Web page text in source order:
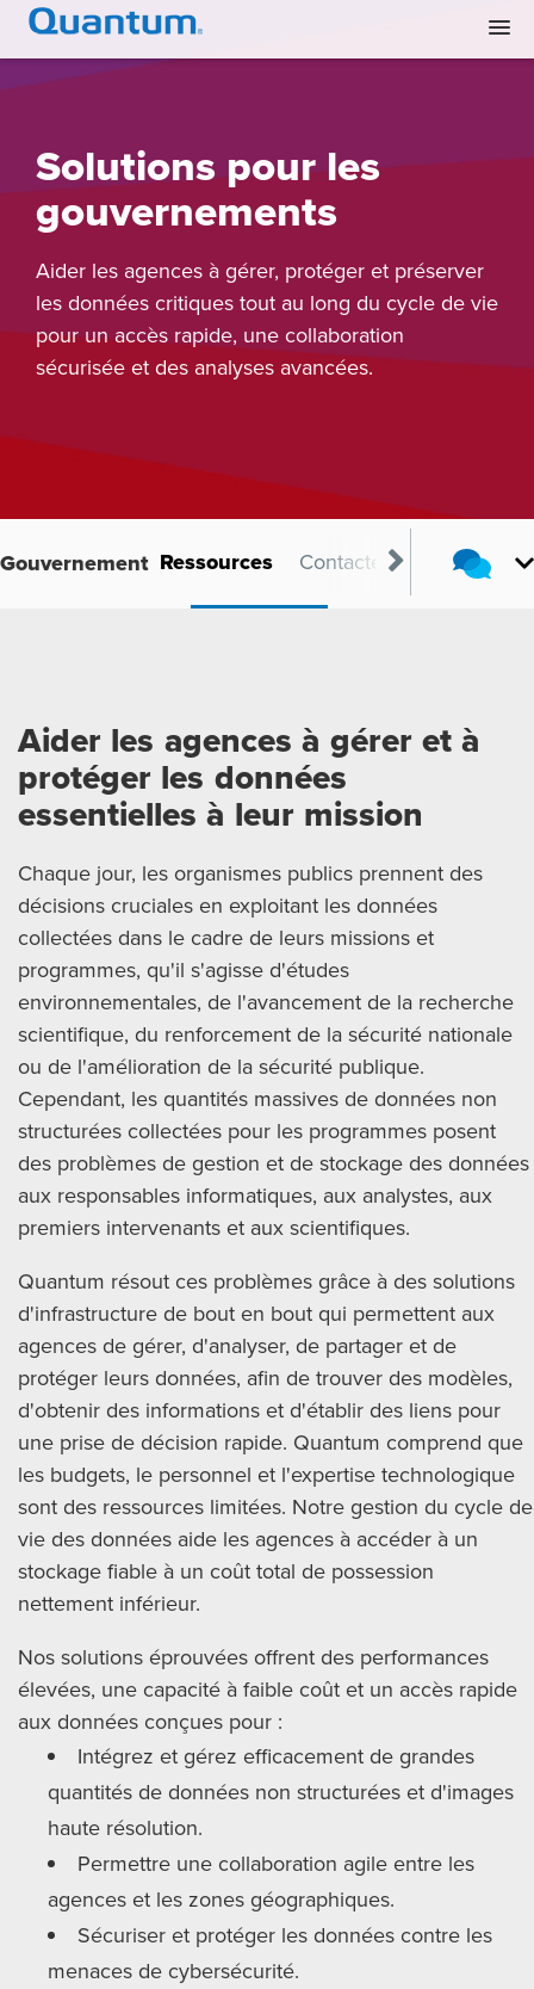
Solutions pour les
gouvernements
Aider les agences à gérer, protéger et préserver
les données critiques tout au long du cycle de vie
pour un accès rapide, une collaboration
sécurisée et des analyses avancées.
Gouvernement
dutilisation Ressources Contactez
Aider les agences à gérer et à
protéger les données
essentielles à leur mission
Chaque jour, les organismes publics prennent des
décisions cruciales en exploitant les données
collectées dans le cadre de leurs missions et
programmes, qu'il s'agisse d'études
environnementales, de l'avancement de la recherche
scientifique, du renforcement de la sécurité nationale
ou de l'amélioration de la sécurité publique.
Cependant, les quantités massives de données non
structurées collectées pour les programmes posent
des problèmes de gestion et de stockage des données
aux responsables informatiques, aux analystes, aux
premiers intervenants et aux scientifiques.
Quantum résout ces problèmes grâce à des solutions
d'infrastructure de bout en bout qui permettent aux
agences de gérer, d'analyser, de partager et de
protéger leurs données, afin de trouver des modèles,
d'obtenir des informations et d'établir des liens pour
une prise de décision rapide. Quantum comprend que
les budgets, le personnel et l'expertise technologique
sont des ressources limitées. Notre gestion du cycle de
vie des données aide les agences à accéder à un
stockage fiable à un coût total de possession
nettement inférieur.
Nos solutions éprouvées offrent des performances
élevées, une capacité à faible coût et un accès rapide
aux données conçues pour :
Intégrez et gérez efficacement de grandes
quantités de données non structurées et d'images
haute résolution.
Permettre une collaboration agile entre les
agences et les zones géographiques.
Sécuriser et protéger les données contre les
menaces de cybersécurité.